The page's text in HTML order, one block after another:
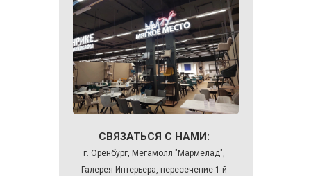
СВЯЗАТЬСЯ С НАМИ:
г. Оренбург, Мегамолл "Мармелад",
Галерея Интерьера, пересечение 1-й